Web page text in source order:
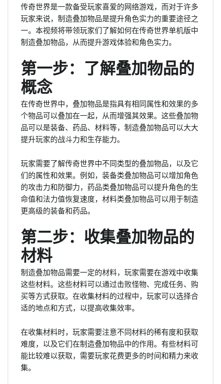
传奇世界是一款备受玩家喜爱的网络游戏，而对于许多
玩家来说，制造叠加物品是提升角色实力的重要途径之
一。本视频将带领玩家们了解如何在传奇世界单机版中
制造叠加物品，从而提升游戏体验和角色实力。
第一步：了解叠加物品的
概念
在传奇世界中，叠加物品是指具有相同属性和效果的多
个物品可以叠加在一起，从而增强其效果。这些叠加物
品可以是装备、药品、材料等，制造叠加物品可以大大
提升玩家的战斗力和生存能力。
玩家需要了解传奇世界中不同类型的叠加物品，以及它
们的属性和效果。例如，装备类叠加物品可以增加角色
的攻击力和防御力，药品类叠加物品可以提升角色的生
命值和法力值恢复速度，材料类叠加物品可以用于制造
更高级的装备和药品。
第二步：收集叠加物品的
材料
制造叠加物品需要一定的材料，玩家需要在游戏中收集
这些材料。这些材料可以通过击败怪物、完成任务、购
买等方式获取。在收集材料的过程中，玩家可以选择合
适的地点和方式，以提高收集效率。
在收集材料时，玩家需要注意不同材料的稀有度和获取
难度，以及它们在制造叠加物品中的作用。有些材料可
能比较难以获取，需要玩家花费更多的时间和精力来收
集。